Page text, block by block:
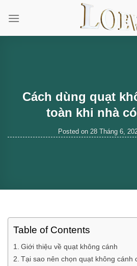
Cách dùng quạt
toàn khi nhà
Posted on 28 Tháng 6,
Table of Contents
Giới thiệu về quạt không cánh
Tại sao nên chọn quạt không cánh